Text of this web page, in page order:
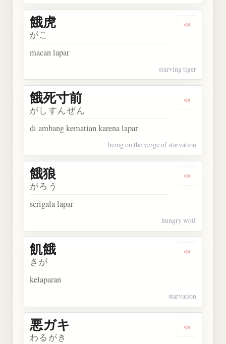
Dengarkan
餓虎
がこ
macan lapar
starving tiger
Dengarkan
餓死寸前
がしすんぜん
di ambang kematian karena lapar
being on the verge of starvation
Dengarkan
餓狼
がろう
serigala lapar
hungry wolf
Dengarkan
飢餓
きが
kelaparan
starvation
Dengarkan
悪ガキ
わるがき